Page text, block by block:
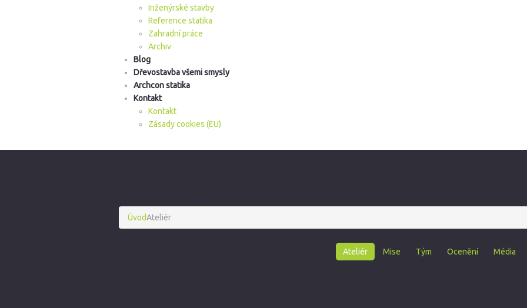
Inženýrské stavby
Reference statika
Zahradní práce
Archiv
Blog
Dřevostavba všemi smysly
Archcon statika
Kontakt
Kontakt
Zásady cookies (EU)
ÚvodAteliér
Ateliér Mise Tým Ocenění Média